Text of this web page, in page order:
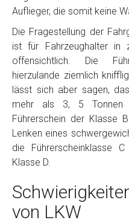
Auflieger, die somit keine
Die Fragestellung der
ist für Fahrzeughalter in
offensichtlich. Die
hierzulande ziemlich
lässt sich aber sagen,
mehr als 3, 5 Tonnen
Führerschein der Klasse
Lenken eines
die Führerscheinklasse
Klasse D.
von LKW